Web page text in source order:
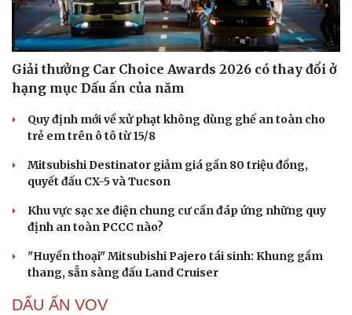
Giải thưởng Car Choice Awards 2026 có thay đổi ở
hạng mục Dấu ấn của năm
Quy định mới về xử phạt không dùng ghế an toàn cho
trẻ em trên ô tô từ 15/8
Mitsubishi Destinator giảm giá gần 80 triệu đồng,
quyết đấu CX-5 và Tucson
Khu vực sạc xe điện chung cư cần đáp ứng những quy
định an toàn PCCC nào?
"Huyền thoại" Mitsubishi Pajero tái sinh: Khung gầm
thang, sẵn sàng đấu Land Cruiser
DẤU ẤN VOV